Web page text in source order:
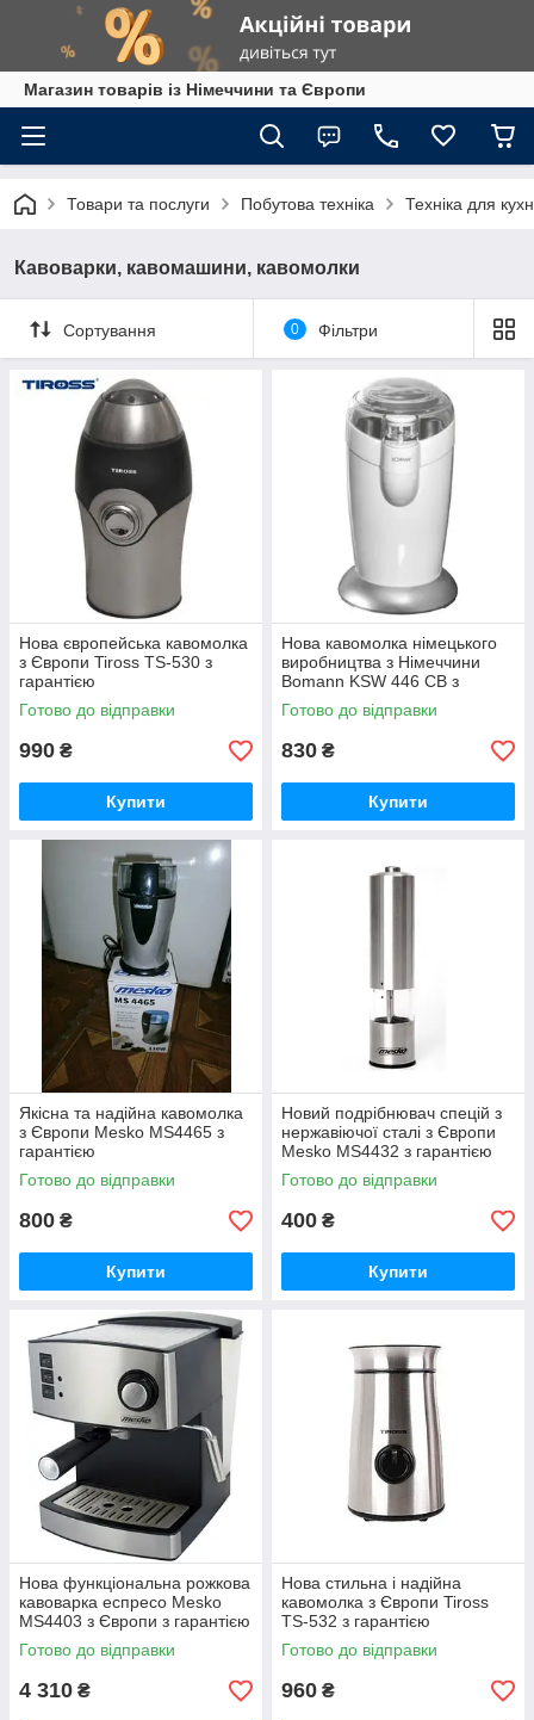
Магазин товарів із Німеччини та Європи
Товари та послуги Побутова техніка Техніка для
Кавоварки, кавомашини, кавомолки
Сортування 0 Фільтри
Нова європейська кавомолка
з Європи Tiross TS-530 з
гарантією
Готово до відправки
990 ₴
Купити
Нова кавомолка німецького
виробництва з Німеччини
Bomann KSW 446 CB з
гарантією
Готово до відправки
830 ₴
Купити
Якісна та надійна кавомолка
з Європи Mesko MS4465 з
гарантією
Готово до відправки
800 ₴
Купити
Новий подрібнювач спецій з
нержавіючої сталі з Європи
Mesko MS4432 з гарантією
Готово до відправки
400 ₴
Купити
Нова функціональна рожкова
кавоварка еспресо Mesko
MS4403 з Європи з гарантією
Готово до відправки
4 310 ₴
Нова стильна і надійна
кавомолка з Європи Tiross
TS-532 з гарантією
Готово до відправки
960 ₴